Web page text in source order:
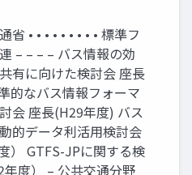
• • • • • • • • • 標準フ
– – – – バス情報の効
有に向けた検討会 座長
的なバス情報フォーマ
会 座長(H29年度) バス
的データ利活用検討会
） GTFS-JPに関する検
年度） – 公共交通分野